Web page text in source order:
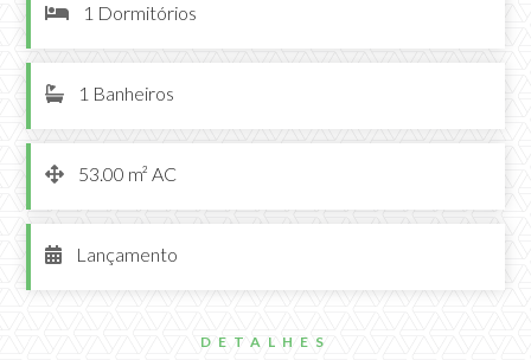
 1 Dormitórios
 1 Banheiros
 53.00 m² AC
 Lançamento
DETALHES